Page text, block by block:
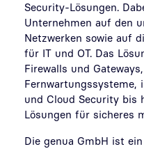
Security-Lösungen.
Unternehmen auf den
Netzwerken sowie auf
für IT und OT. Das
Firewalls und
Fernwartungssysteme,
und Cloud Security bis
Lösungen für sicheres
Die genua GmbH ist